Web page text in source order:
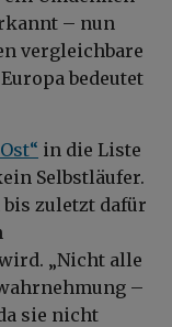
– nun
vergleichbare
bedeutet
in die Liste
Selbstläufer.
zuletzt dafür
„Nicht alle
–
sie nicht